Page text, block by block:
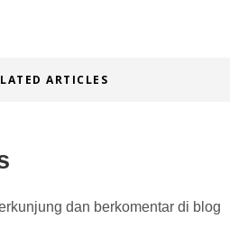
ARTICLES
dan berkomentar di blog